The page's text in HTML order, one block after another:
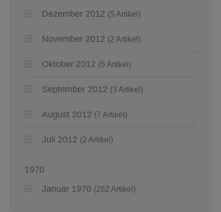
Dezember 2012 (5 Artikel)
November 2012 (2 Artikel)
Oktober 2012 (5 Artikel)
September 2012 (3 Artikel)
August 2012 (7 Artikel)
Juli 2012 (2 Artikel)
1970
Januar 1970 (282 Artikel)